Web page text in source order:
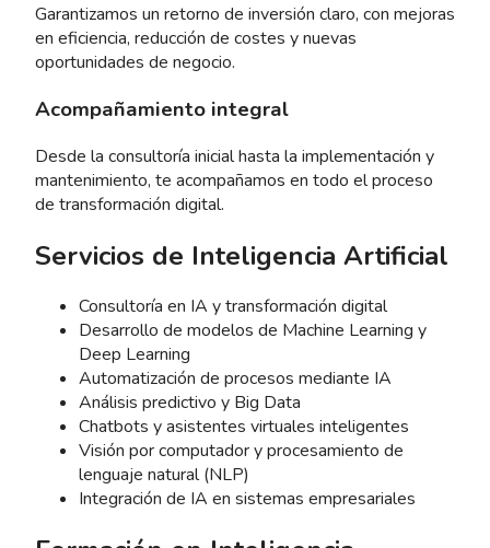
Garantizamos un retorno de inversión claro, con mejoras
en eficiencia, reducción de costes y nuevas
oportunidades de negocio.
Acompañamiento integral
Desde la consultoría inicial hasta la implementación y
mantenimiento, te acompañamos en todo el proceso
de transformación digital.
Servicios de Inteligencia Artificial
Consultoría en IA y transformación digital
Desarrollo de modelos de Machine Learning y
Deep Learning
Automatización de procesos mediante IA
Análisis predictivo y Big Data
Chatbots y asistentes virtuales inteligentes
Visión por computador y procesamiento de
lenguaje natural (NLP)
Integración de IA en sistemas empresariales